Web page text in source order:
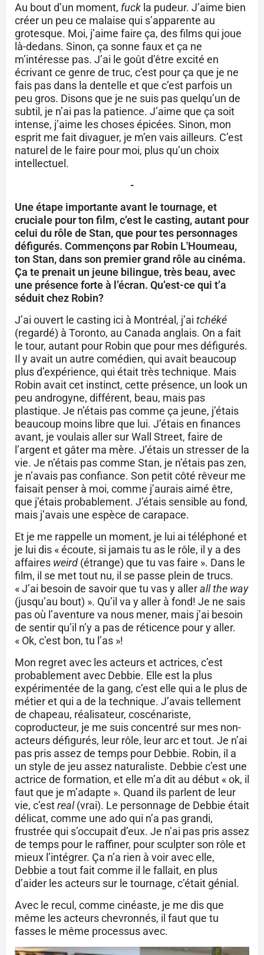
Au bout d’un moment, fuck la pudeur. J’aime bien
créer un peu ce malaise qui s’apparente au
grotesque. Moi, j’aime faire ça, des films qui joue
là-dedans. Sinon, ça sonne faux et ça ne
m’intéresse pas. J’ai le goût d’être excité en
écrivant ce genre de truc, c’est pour ça que je ne
fais pas dans la dentelle et que c’est parfois un
peu gros. Disons que je ne suis pas quelqu’un de
subtil, je n’ai pas la patience. J’aime que ça soit
intense, j’aime les choses épicées. Sinon, mon
esprit me fait divaguer, je m’en vais ailleurs. C’est
naturel de le faire pour moi, plus qu’un choix
intellectuel.
-
Une étape importante avant le tournage, et
cruciale pour ton film, c’est le casting, autant pour
celui du rôle de Stan, que pour tes personnages
défigurés. Commençons par Robin L'Houmeau,
ton Stan, dans son premier grand rôle au cinéma.
Ça te prenait un jeune bilingue, très beau, avec
une présence forte à l’écran. Qu’est-ce qui t’a
séduit chez Robin?
J’ai ouvert le casting ici à Montréal, j’ai tchéké
(regardé) à Toronto, au Canada anglais. On a fait
le tour, autant pour Robin que pour mes défigurés.
Il y avait un autre comédien, qui avait beaucoup
plus d’expérience, qui était très technique. Mais
Robin avait cet instinct, cette présence, un look un
peu androgyne, différent, beau, mais pas
plastique. Je n’étais pas comme ça jeune, j’étais
beaucoup moins libre que lui. J’étais en finances
avant, je voulais aller sur Wall Street, faire de
l’argent et gâter ma mère. J’étais un stresser de la
vie. Je n’étais pas comme Stan, je n’étais pas zen,
je n’avais pas confiance. Son petit côté rêveur me
faisait penser à moi, comme j’aurais aimé être,
que j’étais probablement. J’étais sensible au fond,
mais j’avais une espèce de carapace.
Et je me rappelle un moment, je lui ai téléphoné et
je lui dis « écoute, si jamais tu as le rôle, il y a des
affaires weird (étrange) que tu vas faire ». Dans le
film, il se met tout nu, il se passe plein de trucs.
« J’ai besoin de savoir que tu vas y allerall the way
(jusqu’au bout) ». Qu’il va y aller à fond! Je ne sais
pas où l’aventure va nous mener, mais j’ai besoin
de sentir qu’il n’y a pas de réticence pour y aller.
« Ok, c’est bon, tu l’as »!
Mon regret avec les acteurs et actrices, c’est
probablement avec Debbie. Elle est la plus
expérimentée de la gang, c’est elle qui a le plus de
métier et qui a de la technique. J’avais tellement
de chapeau, réalisateur, coscénariste,
coproducteur, je me suis concentré sur mes non-
acteurs défigurés, leur rôle, leur arc et tout. Je n’ai
pas pris assez de temps pour Debbie. Robin, il a
un style de jeu assez naturaliste. Debbie c’est une
actrice de formation, et elle m’a dit au début « ok, il
faut que je m’adapte ». Quand ils parlent de leur
vie, c’estreal(vrai). Le personnage de Debbie était
délicat, comme une ado qui n’a pas grandi,
frustrée qui s’occupait d’eux. Je n’ai pas pris assez
de temps pour le raffiner, pour sculpter son rôle et
mieux l’intégrer. Ça n’a rien à voir avec elle,
Debbie a tout fait comme il le fallait, en plus
d’aider les acteurs sur le tournage, c’était génial.
Avec le recul, comme cinéaste, je me dis que
même les acteurs chevronnés, il faut que tu
fasses le même processus avec.